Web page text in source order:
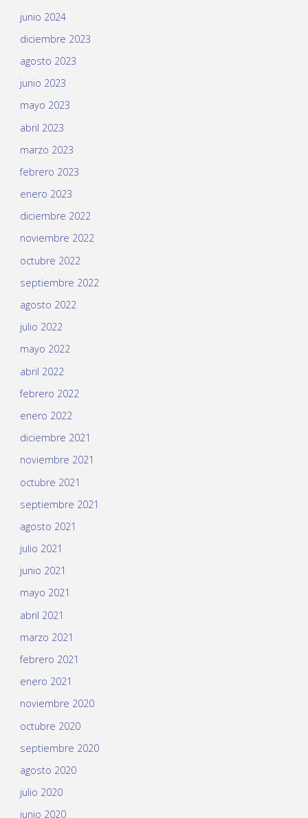
junio 2024
diciembre 2023
agosto 2023
junio 2023
mayo 2023
abril 2023
marzo 2023
febrero 2023
enero 2023
diciembre 2022
noviembre 2022
octubre 2022
septiembre 2022
agosto 2022
julio 2022
mayo 2022
abril 2022
febrero 2022
enero 2022
diciembre 2021
noviembre 2021
octubre 2021
septiembre 2021
agosto 2021
julio 2021
junio 2021
mayo 2021
abril 2021
marzo 2021
febrero 2021
enero 2021
noviembre 2020
octubre 2020
septiembre 2020
agosto 2020
julio 2020
junio 2020